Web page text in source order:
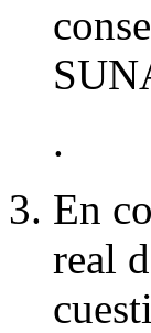
.
En
real